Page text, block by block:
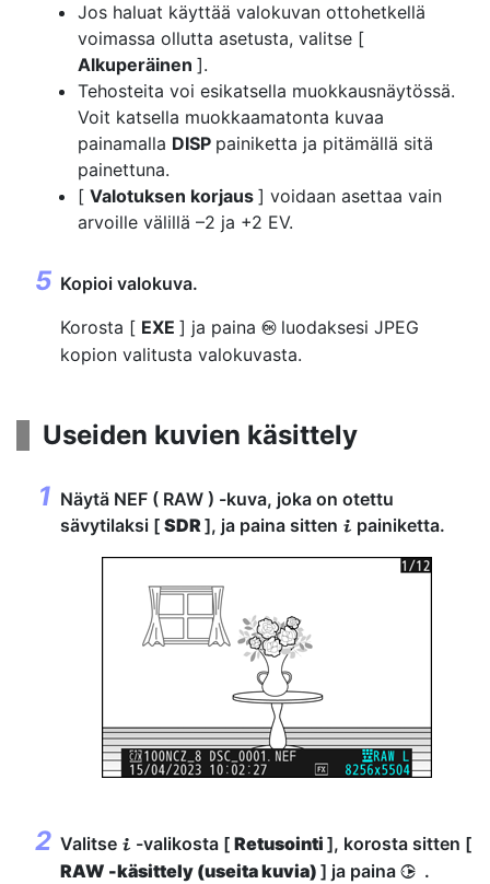
Jos haluat käyttää valokuvan ottohetkellä
voimassa ollutta asetusta, valitse [
Alkuperäinen ].
Tehosteita voi esikatsella muokkausnäytössä.
Voit katsella muokkaamatonta kuvaa
painamalla DISP painiketta ja pitämällä sitä
painettuna.
[ Valotuksen korjaus ] voidaan asettaa vain
arvoille välillä –2 ja +2 EV.
Kopioi valokuva.
Korosta [ EXE ] ja paina J luodaksesi JPEG
kopion valitusta valokuvasta.
Useiden kuvien käsittely
Näytä NEF ( RAW ) -kuva, joka on otettu
sävytilaksi [ SDR], ja paina sitten i painiketta.
Valitse i -valikosta [ Retusointi ], korosta sitten [
RAW -käsittely (useita kuvia) ] ja paina 2 .